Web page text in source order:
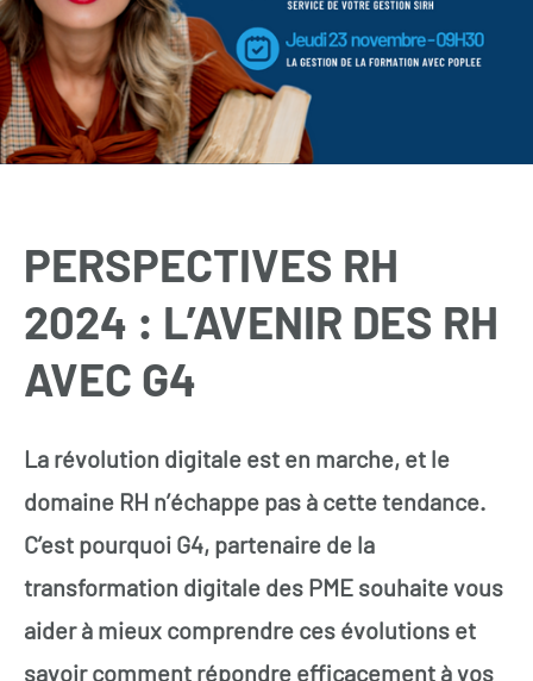
PERSPECTIVES RH
2024 : L’AVENIR DES RH
AVEC G4
La révolution digitale est en marche, et le
domaine RH n’échappe pas à cette tendance.
C’est pourquoi G4, partenaire de la
transformation digitale des PME souhaite vous
aider à mieux comprendre ces évolutions et
savoir comment répondre efficacement à vos